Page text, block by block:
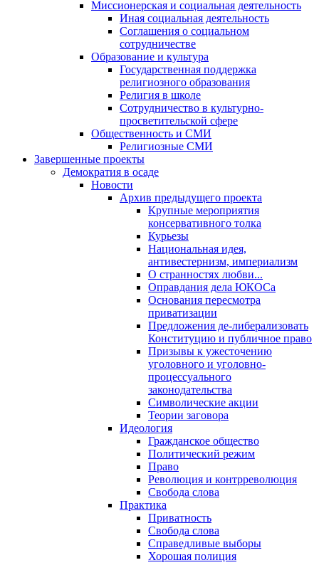
Миссионерская и социальная деятельность
Иная социальная деятельность
Соглашения о социальном
сотрудничестве
Образование и культура
Государственная поддержка
религиозного образования
Религия в школе
Сотрудничество в культурно-
просветительской сфере
Общественность и СМИ
Религиозные СМИ
Завершенные проекты
Демократия в осаде
Новости
Архив предыдущего проекта
Крупные мероприятия
консервативного толка
Курьезы
Национальная идея,
антивестернизм, империализм
О странностях любви...
Оправдания дела ЮКОСа
Основания пересмотра
приватизации
Предложения де-либерализовать
Конституцию и публичное право
Призывы к ужесточению
уголовного и уголовно-
процессуального
законодательства
Символические акции
Теории заговора
Идеология
Гражданское общество
Политический режим
Право
Революция и контрреволюция
Свобода слова
Практика
Приватность
Свобода слова
Справедливые выборы
Хорошая полиция